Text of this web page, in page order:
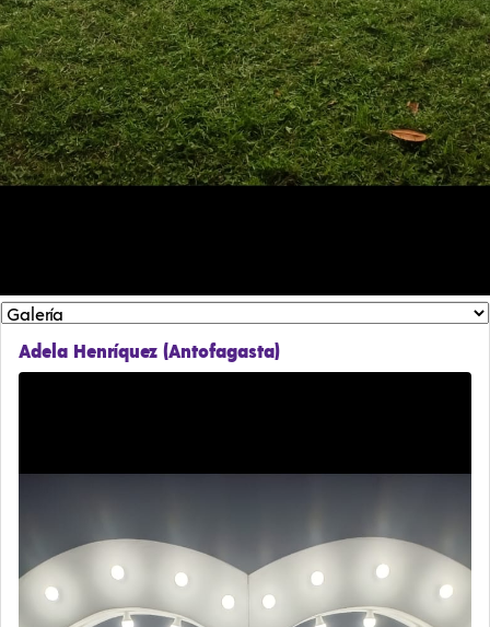
Adela Henríquez (Antofagasta)